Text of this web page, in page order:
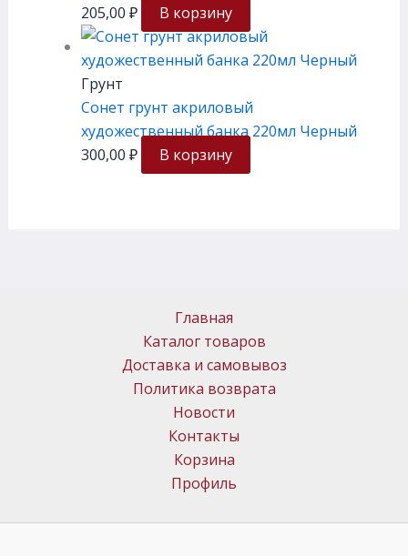
205,00 ₽ В корзину
Грунт
Сонет грунт акриловый
художественный банка 220мл Черный
300,00 ₽ В корзину
Главная
Каталог товаров
Доставка и самовывоз
Политика возврата
Новости
Контакты
Корзина
Профиль